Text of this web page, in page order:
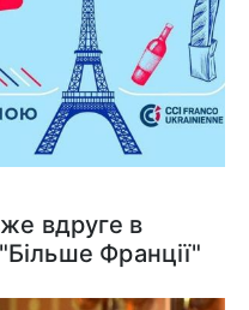
вдруге в
Франції"